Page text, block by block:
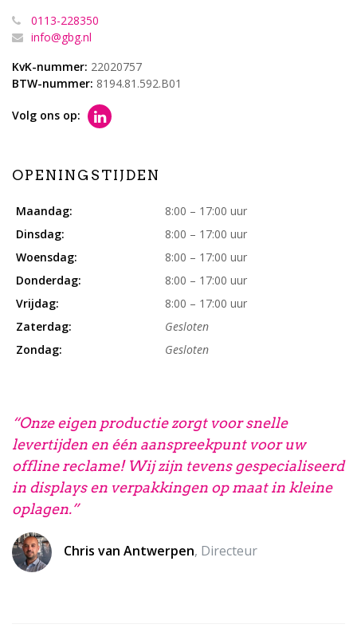
0113-228350
info@gbg.nl
KvK-nummer: 22020757
BTW-nummer: 8194.81.592.B01
Volg ons op:
OPENINGSTIJDEN
Maandag:
8:00 – 17:00 uur
Dinsdag:
8:00 – 17:00 uur
Woensdag:
8:00 – 17:00 uur
Donderdag:
8:00 – 17:00 uur
Vrijdag:
8:00 – 17:00 uur
Zaterdag:
Gesloten
Zondag:
Gesloten
“Onze eigen productie zorgt voor snelle
levertijden en één aanspreekpunt voor uw
offline reclame! Wij zijn tevens gespecialiseerd
in displays en verpakkingen op maat in kleine
oplagen.”
Chris van Antwerpen, Directeur